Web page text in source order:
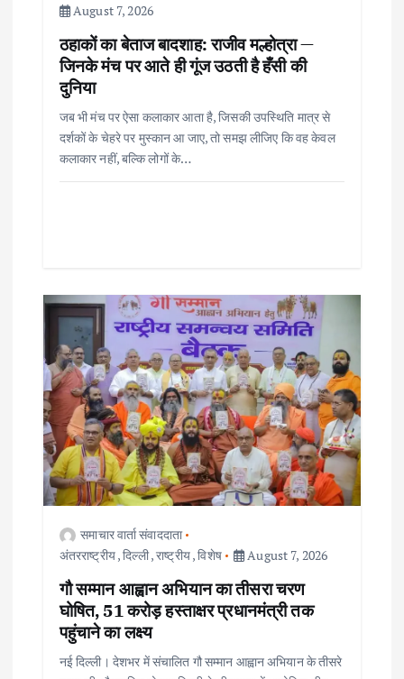
August 7, 2026
ठहाकों का बेताज बादशाह: राजीव मल्होत्रा —
जिनके मंच पर आते ही गूंज उठती है हँसी की
दुनिया
जब भी मंच पर ऐसा कलाकार आता है, जिसकी उपस्थिति मात्र से
दर्शकों के चेहरे पर मुस्कान आ जाए, तो समझ लीजिए कि वह केवल
कलाकार नहीं, बल्कि लोगों के…
समाचार वार्ता संवाददाता
अंतरराष्ट्रीय,दिल्ली,राष्ट्रीय,विशेष August 7, 2026
गौ सम्मान आह्वान अभियान का तीसरा चरण
घोषित, 51 करोड़ हस्ताक्षर प्रधानमंत्री तक
पहुंचाने का लक्ष्य
नई दिल्ली। देशभर में संचालित गौ सम्मान आह्वान अभियान के तीसरे